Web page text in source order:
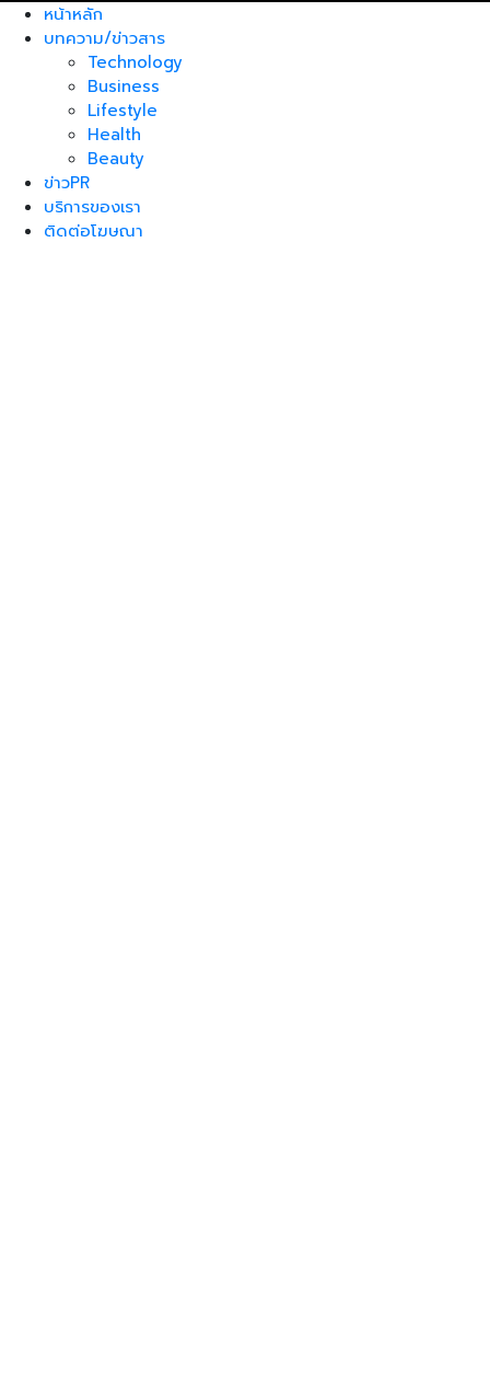
หน้าหลัก
บทความ/ข่าวสาร
Technology
Business
Lifestyle
Health
Beauty
ข่าวPR
บริการของเรา
ติดต่อโฆษณา